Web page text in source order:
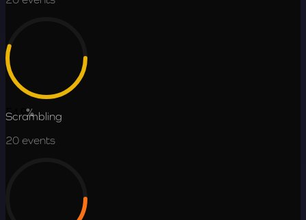
54.9%
Scrambling
20 events